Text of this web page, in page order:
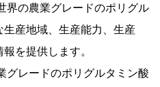
界の農業グレードのポリグル
産地域、生産能力、生産
を提供します。
グレードのポリグルタミン酸